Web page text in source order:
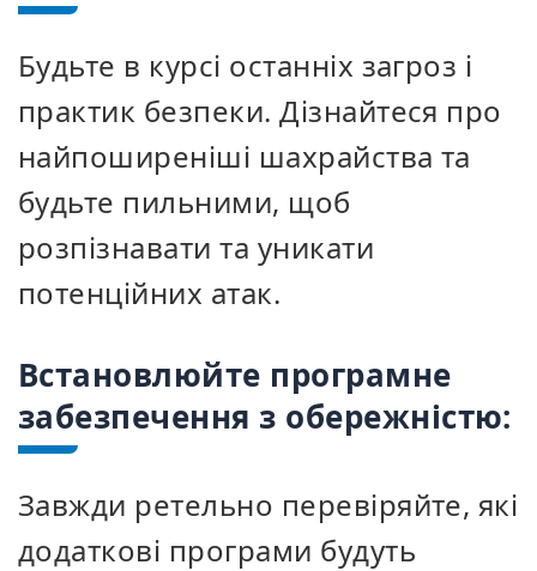
Будьте в курсі останніх загроз і
практик безпеки. Дізнайтеся про
найпоширеніші шахрайства та
будьте пильними, щоб
розпізнавати та уникати
потенційних атак.
Встановлюйте програмне
забезпечення з обережністю:
Завжди ретельно перевіряйте, які
додаткові програми будуть